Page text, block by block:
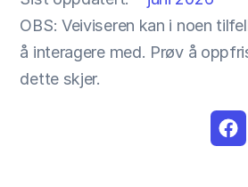
OBS: Veiviseren kan i noen
å interagere med. Prøv å
dette skjer.